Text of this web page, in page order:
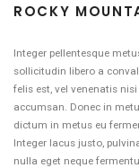
ROCKY
Integer pellentesque
sollicitudin libero a
felis est, vel venenatis
accumsan. Donec in
dictum in metus eu
Integer lacus justo,
nulla eget neque